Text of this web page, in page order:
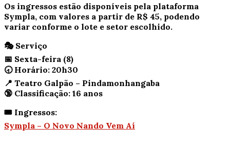
Os ingressos estão disponíveis pela plataforma
Sympla, com valores a partir de R$ 45, podendo
variar conforme o lote e setor escolhido.
🎭 Serviço
📅 Sexta-feira (8)
🕣 Horário: 20h30
📍 Teatro Galpão – Pindamonhangaba
🔞 Classificação: 16 anos
🎟️ Ingressos:
Sympla – O Novo Nando Vem Aí